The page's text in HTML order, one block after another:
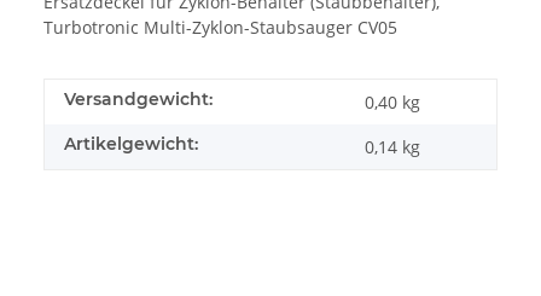
Turbotronic Multi-Zyklon-Staubsauger CV05
Versandgewicht: 0,40 kg
Artikelgewicht: 0,14 kg